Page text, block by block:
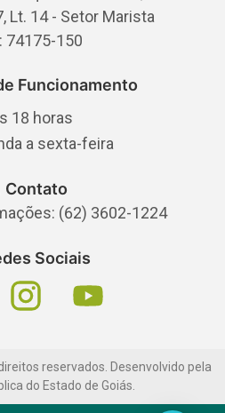
Lt. 14 - Setor Marista
74175-150
Funcionamento
18 horas
a sexta-feira
Contato
(62) 3602-1224
Sociais
reservados. Desenvolvido pela
do Estado de Goiás.